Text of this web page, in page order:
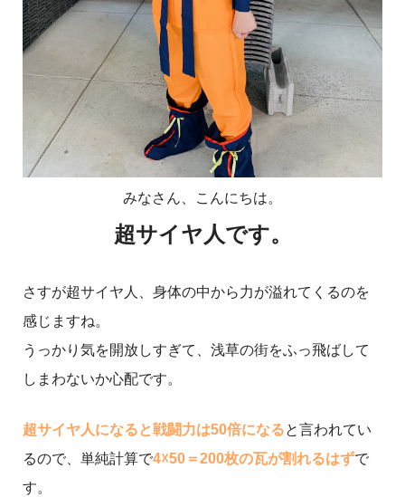
みなさん、こんにちは。
超サイヤ人です。
さすが超サイヤ人、身体の中から力が溢れてくるのを
感じますね。
うっかり気を開放しすぎて、浅草の街をふっ飛ばして
しまわないか心配です。
超サイヤ人になると戦闘力は50倍になると言われてい
るので、単純計算で4☓50＝200枚の瓦が割れるはずで
す。